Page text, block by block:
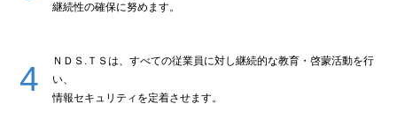
継続性の確保に努めます。
ＮＤＳ.ＴＳは、すべての従業員に対し継続的な教育・啓蒙活動を行
い、
情報セキュリティを定着させます。